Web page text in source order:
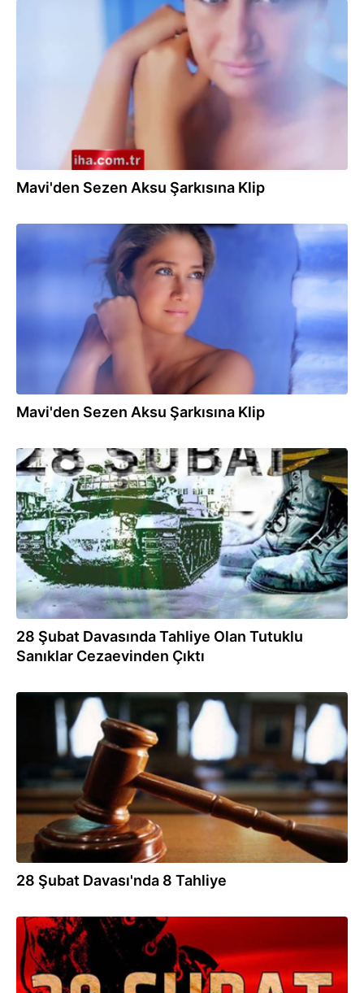
Mavi'den Sezen Aksu Şarkısına Klip
Mavi'den Sezen Aksu Şarkısına Klip
01.10.2013
28 Şubat Davasında Tahliye Olan Tutuklu
Sanıklar Cezaevinden Çıktı
01.10.2013
28 Şubat Davası'nda 8 Tahliye
01.10.2013